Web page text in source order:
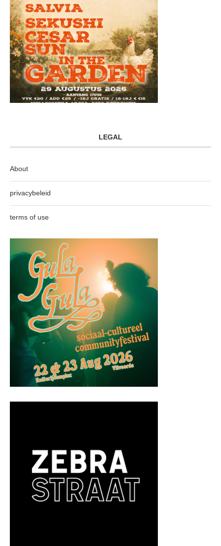
LEGAL
About
privacybeleid
terms of use